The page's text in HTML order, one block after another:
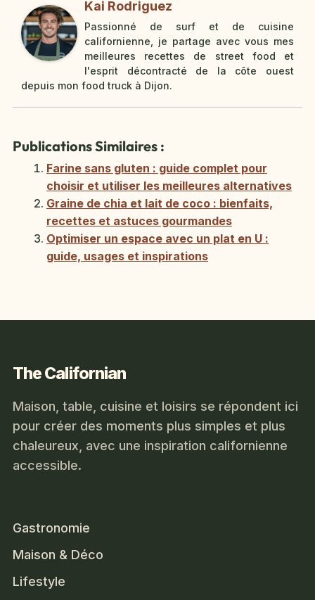
Kai Rodriguez
Passionné de surf et de cuisine
californienne, je partage avec vous mes
meilleures recettes de street food et
l'esprit décontracté de la côte ouest
depuis mon food truck à Dijon.
Publications Similaires :
Farine sans gluten : guide complet pour
choisir et utiliser les meilleures alternatives
Graine de chia et lait de coco : bienfaits,
recettes et astuces gourmandes
Optimiser un espace avec un plat en U :
guide, usages et inspirations
The Californian
Maison, table, cuisine et loisirs se répondent ici
pour créer des moments plus simples et plus
chaleureux, avec une inspiration californienne
accessible.
Gastronomie
Maison & Déco
Lifestyle